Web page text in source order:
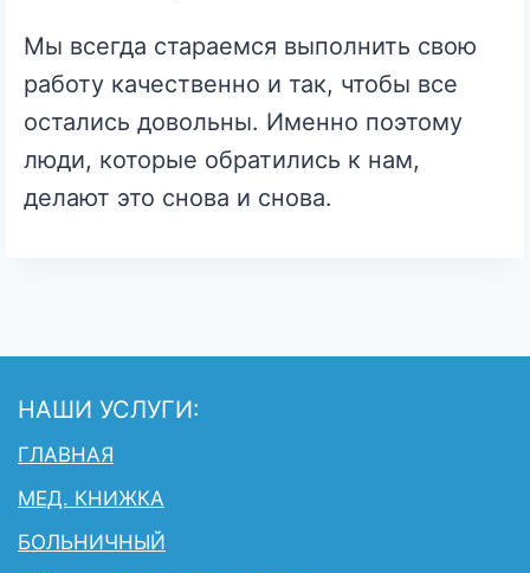
Мы всегда стараемся выполнить свою
работу качественно и так, чтобы все
остались довольны. Именно поэтому
люди, которые обратились к нам,
делают это снова и снова.
НАШИ УСЛУГИ:
ГЛАВНАЯ
МЕД. КНИЖКА
БОЛЬНИЧНЫЙ